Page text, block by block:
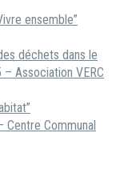
ensemble”
déchets dans le
Association VERC
Centre Communal